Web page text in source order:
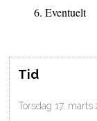
Eventuelt
Tid
Torsdag 17.